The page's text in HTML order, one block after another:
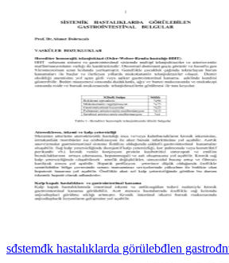
sđstemđk hastalıklarda görülebđlen